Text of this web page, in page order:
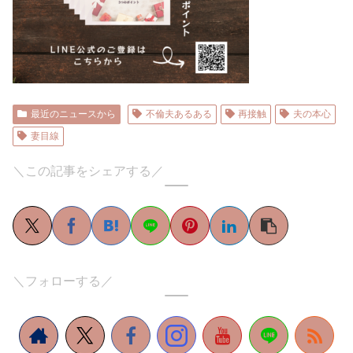
最近のニュースから 不倫夫あるある 再接触
夫の本心
妻目線
＼この記事をシェアする／
＼フォローする／